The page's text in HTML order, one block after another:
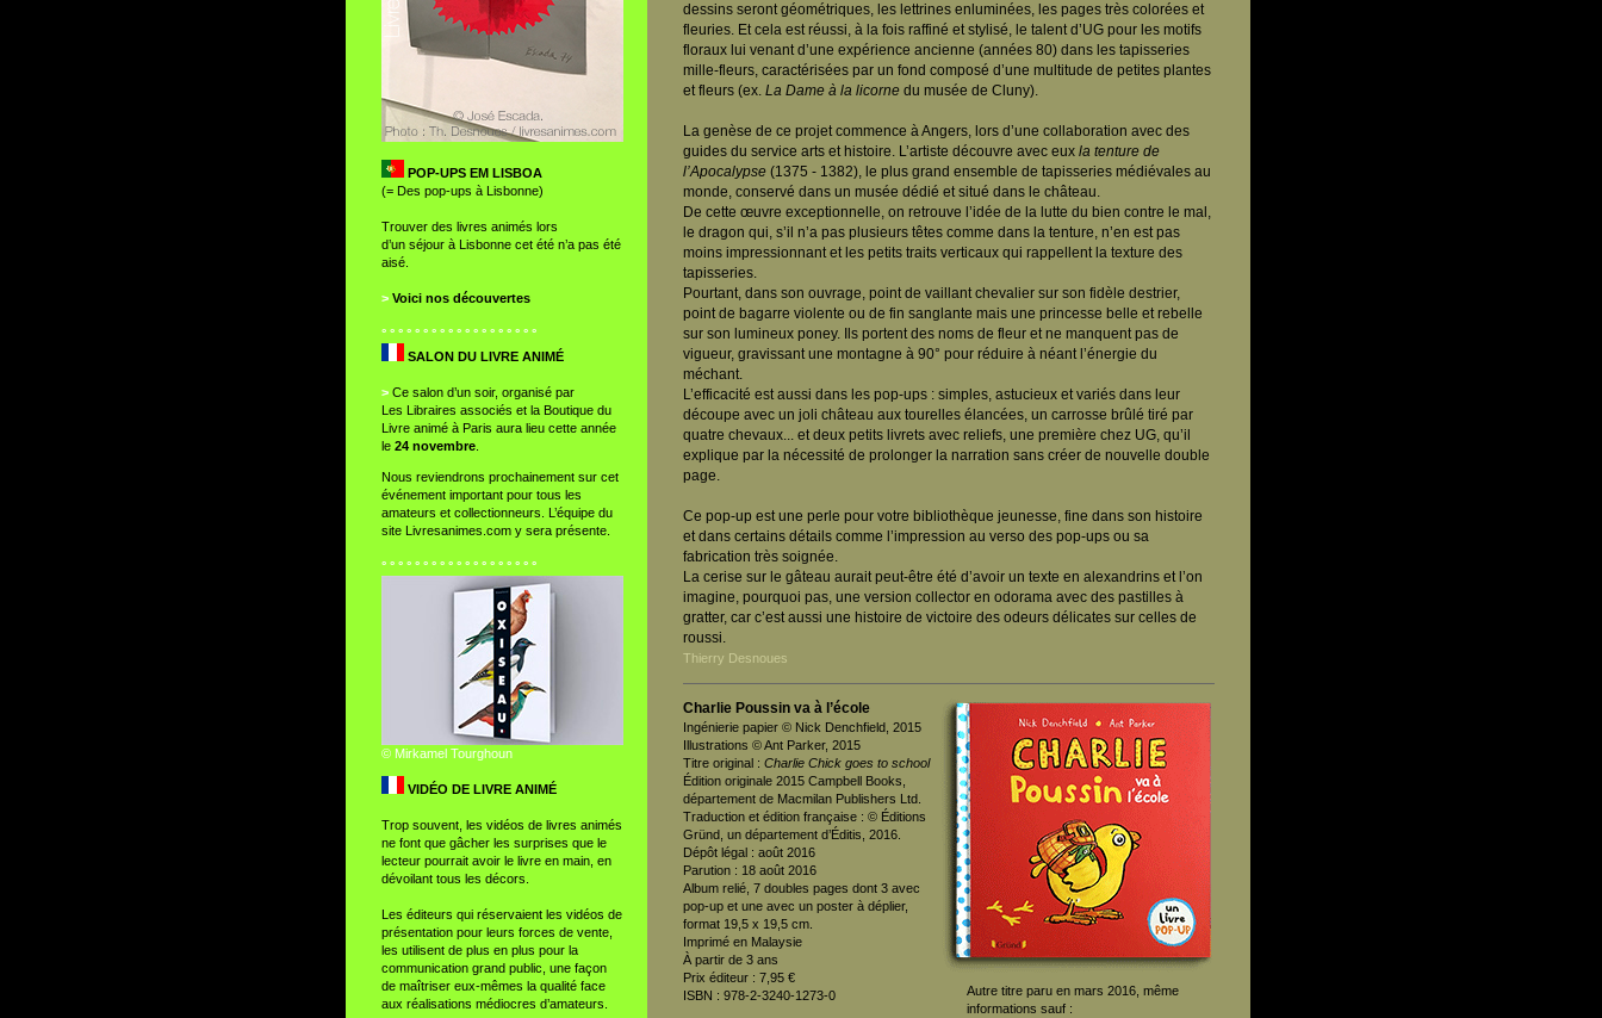
POP-UPS EM LISBOA
(= Des pop-ups à Lisbonne)
Trouver des livres animés lors
d’un séjour à Lisbonne cet été n’a pas été
aisé.
> Voici nos découvertes
° ° ° ° ° ° ° ° ° ° ° ° ° ° ° ° ° ° °
SALON DU LIVRE ANIMÉ
> Ce salon d’un soir, organisé par
Les Libraires associés et la Boutique du
Livre animé à Paris aura lieu cette année
le 24 novembre
Nous reviendrons prochainement sur cet
événement important pour tous les
amateurs et collectionneurs. L’équipe du
site Livresanimes.com y sera présente.
° ° ° ° ° ° ° ° ° ° ° ° ° ° ° ° ° ° °
© Mirkamel Tourghoun
VIDÉO DE LIVRE ANIMÉ
Trop souvent, les vidéos de livres animés
ne font que gâcher les surprises que le
lecteur pourrait avoir le livre en main, en
dévoilant tous les décors.
Les éditeurs qui réservaient les vidéos de
présentation pour leurs forces de vente,
les utilisent de plus en plus pour la
communication grand public, une façon
de maîtriser eux-mêmes la qualité face
aux réalisations médiocres d’amateurs.
dessins seront géométriques, les lettrines enluminées, les pages très colorées et
fleuries. Et cela est réussi, à la fois raffiné et stylisé, le talent d’UG pour les motifs
floraux lui venant d’une expérience ancienne (années 80) dans les tapisseries
mille-fleurs, caractérisées par un fond composé d’une multitude de petites plantes
et fleurs (ex. La Dame à la licorne du musée de Cluny).
La genèse de ce projet commence à Angers, lors d’une collaboration avec des
guides du service arts et histoire. L’artiste découvre avec eux la tenture de
l’Apocalypse (1375 - 1382), le plus grand ensemble de tapisseries médiévales au
monde, conservé dans un musée dédié et situé dans le château.
De cette œuvre exceptionnelle, on retrouve l’idée de la lutte du bien contre le mal,
le dragon qui, s’il n’a pas plusieurs têtes comme dans la tenture, n’en est pas
moins impressionnant et les petits traits verticaux qui rappellent la texture des
tapisseries.
Pourtant, dans son ouvrage, point de vaillant chevalier sur son fidèle destrier,
point de bagarre violente ou de fin sanglante mais une princesse belle et rebelle
sur son lumineux poney. Ils portent des noms de fleur et ne manquent pas de
vigueur, gravissant une montagne à 90° pour réduire à néant l’énergie du
méchant.
L’efficacité est aussi dans les pop-ups : simples, astucieux et variés dans leur
découpe avec un joli château aux tourelles élancées, un carrosse brûlé tiré par
quatre chevaux... et deux petits livrets avec reliefs, une première chez UG, qu’il
explique par la nécessité de prolonger la narration sans créer de nouvelle double
page.
Ce pop-up est une perle pour votre bibliothèque jeunesse, fine dans son histoire
et dans certains détails comme l’impression au verso des pop-ups ou sa
fabrication très soignée.
La cerise sur le gâteau aurait peut-être été d’avoir un texte en alexandrins et l’on
imagine, pourquoi pas, une version collector en odorama avec des pastilles à
gratter, car c’est aussi une histoire de victoire des odeurs délicates sur celles de
roussi.
Thierry Desnoues
Charlie Poussin va à l’école
Ingénierie papier © Nick Denchfield, 2015
Illustrations © Ant Parker, 2015
Titre original : Charlie Chick goes to school
Édition originale 2015 Campbell Books,
département de Macmilan Publishers Ltd.
Traduction et édition française : © Éditions
Gründ, un département d’Éditis, 2016.
Dépôt légal : août 2016
Parution : 18 août 2016
Album relié, 7 doubles pages dont 3 avec
pop-up et une avec un poster à déplier,
format 19,5 x 19,5 cm.
Imprimé en Malaysie
À partir de 3 ans
Prix éditeur : 7,95 €
ISBN : 978-2-3240-1273-0
Autre titre paru en mars 2016, même
informations sauf :